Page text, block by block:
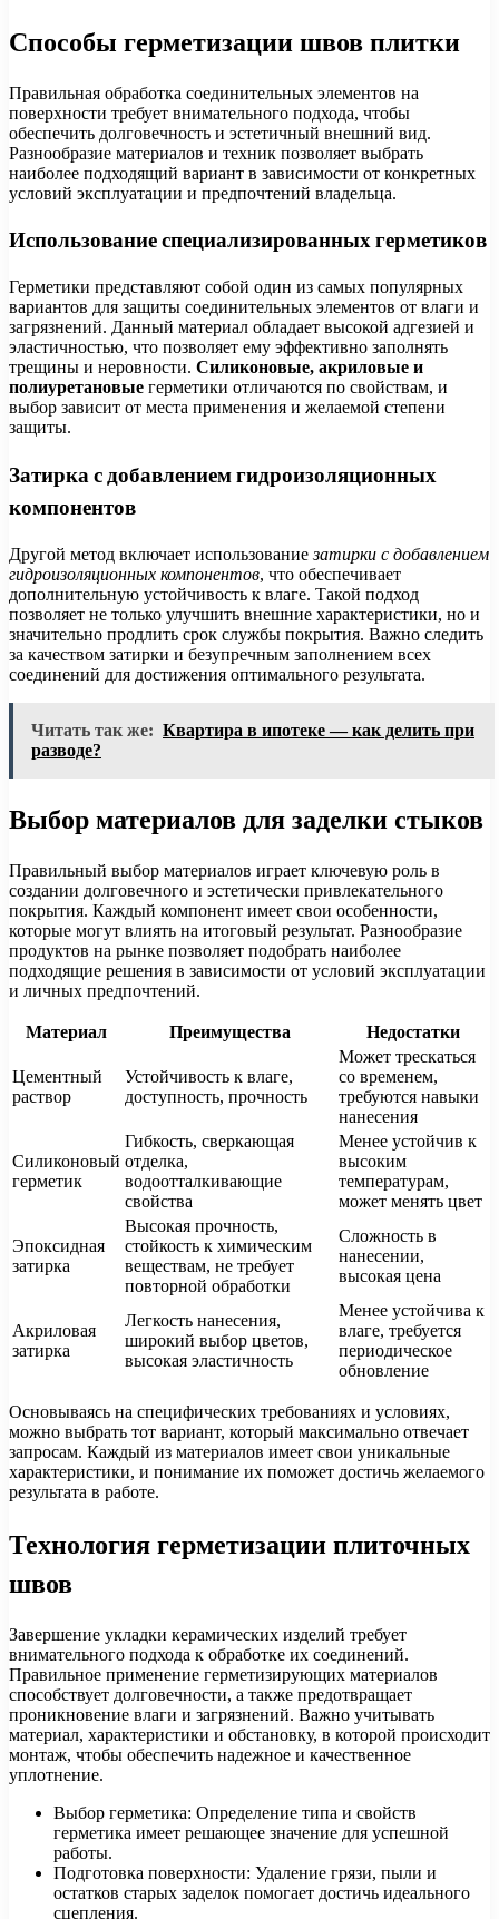
Способы герметизации швов плитки
Правильная обработка соединительных элементов на
поверхности требует внимательного подхода, чтобы
обеспечить долговечность и эстетичный внешний вид.
Разнообразие материалов и техник позволяет выбрать
наиболее подходящий вариант в зависимости от конкретных
условий эксплуатации и предпочтений владельца.
Использование специализированных герметиков
Герметики представляют собой один из самых популярных
вариантов для защиты соединительных элементов от влаги и
загрязнений. Данный материал обладает высокой адгезией и
эластичностью, что позволяет ему эффективно заполнять
трещины и неровности. Силиконовые, акриловые и
полиуретановые герметики отличаются по свойствам, и
выбор зависит от места применения и желаемой степени
защиты.
Затирка с добавлением гидроизоляционных
компонентов
Другой метод включает использованиезатирки с добавлением
гидроизоляционных компонентов, что обеспечивает
дополнительную устойчивость к влаге. Такой подход
позволяет не только улучшить внешние характеристики, но и
значительно продлить срок службы покрытия. Важно следить
за качеством затирки и безупречным заполнением всех
соединений для достижения оптимального результата.
Читать так же: Квартира в ипотеке — как делить при
разводе?
Выбор материалов для заделки стыков
Правильный выбор материалов играет ключевую роль в
создании долговечного и эстетически привлекательного
покрытия. Каждый компонент имеет свои особенности,
которые могут влиять на итоговый результат. Разнообразие
продуктов на рынке позволяет подобрать наиболее
подходящие решения в зависимости от условий эксплуатации
и личных предпочтений.
Материал Преимущества Недостатки
Цементный
раствор
Устойчивость к влаге,
доступность, прочность
Может трескаться
со временем,
требуются навыки
нанесения
Силиконовый
герметик
Гибкость, сверкающая
отделка,
водоотталкивающие
свойства
Менее устойчив к
высоким
температурам,
может менять цвет
Эпоксидная
затирка
Высокая прочность,
стойкость к химическим
веществам, не требует
повторной обработки
Сложность в
нанесении,
высокая цена
Акриловая
затирка
Легкость нанесения,
широкий выбор цветов,
высокая эластичность
Менее устойчива к
влаге, требуется
периодическое
обновление
Основываясь на специфических требованиях и условиях,
можно выбрать тот вариант, который максимально отвечает
запросам. Каждый из материалов имеет свои уникальные
характеристики, и понимание их поможет достичь желаемого
результата в работе.
Технология герметизации плиточных
швов
Завершение укладки керамических изделий требует
внимательного подхода к обработке их соединений.
Правильное применение герметизирующих материалов
способствует долговечности, а также предотвращает
проникновение влаги и загрязнений. Важно учитывать
материал, характеристики и обстановку, в которой происходит
монтаж, чтобы обеспечить надежное и качественное
уплотнение.
Выбор герметика: Определение типа и свойств
герметика имеет решающее значение для успешной
работы.
Подготовка поверхности: Удаление грязи, пыли и
остатков старых заделок помогает достичь идеального
сцепления.